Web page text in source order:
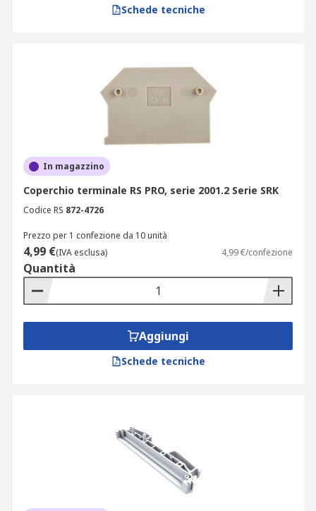
Schede tecniche
In magazzino
Coperchio terminale RS PRO, serie 2001.2 Serie SRK
Codice RS 872-4726
Prezzo per 1 confezione da 10 unità
4,99 €(IVA esclusa) 4,99 €/confezione
Quantità
Aggiungi
Schede tecniche